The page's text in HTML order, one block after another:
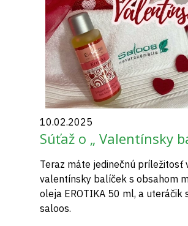
10.02.2025
Súťaž o „ Valentínsky
Teraz máte jedinečnú príležitosť
valentínsky balíček s obsahom
oleja EROTIKA 50 ml, a uteráčik
saloos.